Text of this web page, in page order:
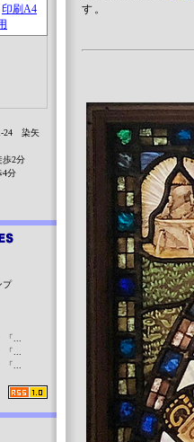
す 。
24 染矢
2分
分
プ
...
...
...